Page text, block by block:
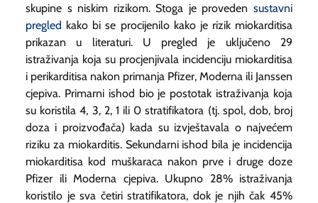
skupine s niskim rizikom. Stoga je proveden sustavni
pregled kako bi se procijenilo kako je rizik miokarditisa
prikazan u literaturi. U pregled je uključeno 29
istraživanja koja su procjenjivala incidenciju miokarditisa
i perikarditisa nakon primanja Pfizer, Moderna ili Janssen
cjepiva. Primarni ishod bio je postotak istraživanja koja
su koristila 4, 3, 2, 1 ili 0 stratifikatora (tj. spol, dob, broj
doza i proizvođača) kada su izvještavala o najvećem
riziku za miokarditis. Sekundarni ishod bila je incidencija
miokarditisa kod muškaraca nakon prve i druge doze
Pfizer ili Moderna cjepiva. Ukupno 28% istraživanja
koristilo je sva četiri stratifikatora, dok je njih čak 45%